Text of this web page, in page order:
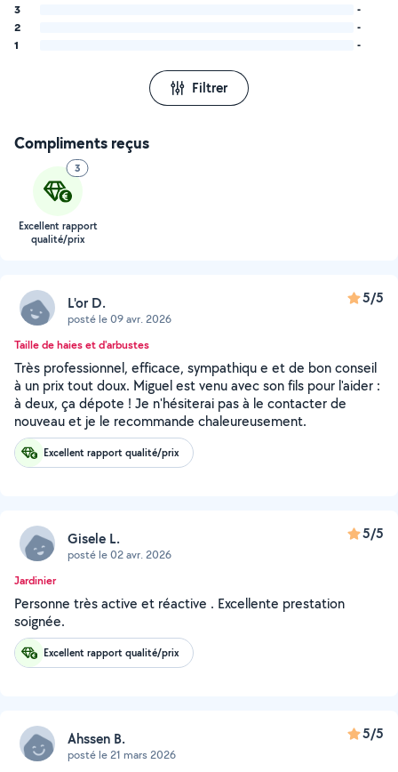
3
-
2
-
1
-
Filtrer
Compliments reçus
3
Excellent rapport
qualité/prix
L'or D.
posté le 09 avr. 2026
5/5
Taille de haies et d'arbustes
Très professionnel, efficace, sympathiqu e et de bon conseil
à un prix tout doux. Miguel est venu avec son fils pour l'aider :
à deux, ça dépote ! Je n'hésiterai pas à le contacter de
nouveau et je le recommande chaleureusement.
Excellent rapport qualité/prix
Gisele L.
posté le 02 avr. 2026
5/5
Jardinier
Personne très active et réactive . Excellente prestation
soignée.
Excellent rapport qualité/prix
Ahssen B.
posté le 21 mars 2026
5/5